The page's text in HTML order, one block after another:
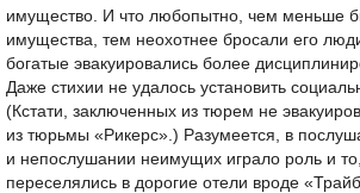
имущество. И что любопытно, чем меньше
имущества, тем неохотнее бросали его
богатые эвакуировались более
Даже стихии не удалось установить
(Кстати, заключенных из тюрем не
из тюрьмы «Рикерс».) Разумеется, в
и непослушании неимущих играло роль и
переселялись в дорогие отели вроде